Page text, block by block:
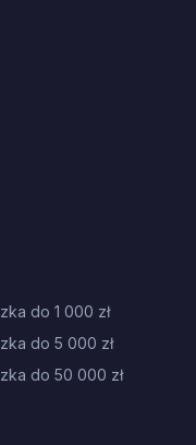
do 1 000 zł
do 5 000 zł
do 50 000 zł